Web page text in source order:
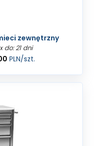
zewnętrzny
do: 21 dni
PLN/szt.